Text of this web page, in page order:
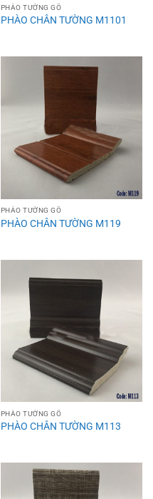
PHÀO TƯỜNG GỖ
PHÀO CHÂN TƯỜNG M1101
PHÀO TƯỜNG GỖ
PHÀO CHÂN TƯỜNG M119
PHÀO TƯỜNG GỖ
PHÀO CHÂN TƯỜNG M113